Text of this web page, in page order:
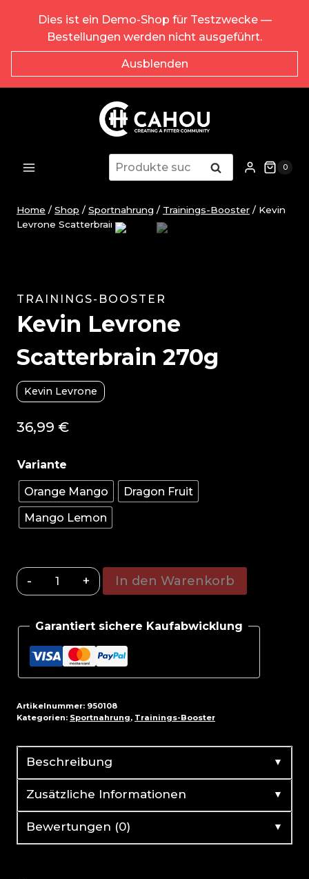
Dies ist ein Demo-Shop für Testzwecke —
Bestellungen werden nicht ausgeführt.
Ausblenden
Suche
nach:
Suche 0
Home / Shop / Sportnahrung / Trainings-Booster / Kevin
Levrone Scatterbrain 270g
TRAININGS-BOOSTER
Kevin Levrone
Scatterbrain 270g
Kevin Levrone
36,99 €
Orange Mango
Dragon Fruit
Mango Lemon
Kevin
Levrone
270g
Menge
In den Warenkorb
Garantiert sichere Kaufabwicklung
Artikelnummer: 950108
Kategorien: Sportnahrung, Trainings-Booster
Beschreibung ▼
Zusätzliche Informationen ▼
Bewertungen (0) ▼